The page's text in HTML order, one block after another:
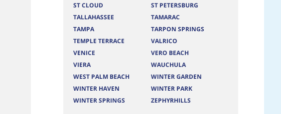
ST CLOUD
ST PETERSBURG
TALLAHASSEE
TAMARAC
TAMPA
TARPON SPRINGS
TEMPLE TERRACE
VALRICO
VENICE
VERO BEACH
VIERA
WAUCHULA
WEST PALM BEACH
WINTER GARDEN
WINTER HAVEN
WINTER PARK
WINTER SPRINGS
ZEPHYRHILLS